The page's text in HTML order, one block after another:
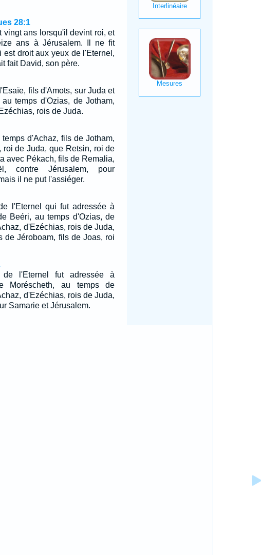
28:1
vingt ans lorsqu'il devint roi, et
ans à Jérusalem. Il ne fit
est droit aux yeux de l'Eternel,
fait David, son père.
fils d'Amots, sur Juda et
au temps d'Ozias, de Jotham,
rois de Juda.
temps d'Achaz, fils de Jotham,
roi de Juda, que Retsin, roi de
avec Pékach, fils de Remalia,
contre Jérusalem, pour
il ne put l'assiéger.
l'Eternel qui fut adressée à
Beéri, au temps d'Ozias, de
d'Ezéchias, rois de Juda,
de Jéroboam, fils de Joas, roi
de l'Eternel fut adressée à
Moréscheth, au temps de
d'Ezéchias, rois de Juda,
Samarie et Jérusalem.